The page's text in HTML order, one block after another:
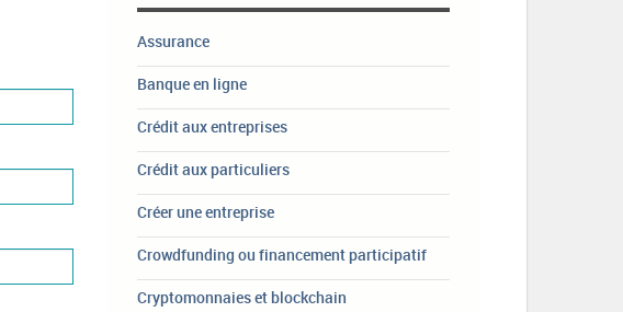
Assurance
Banque en ligne
Crédit aux entreprises
Crédit aux particuliers
Créer une entreprise
Crowdfunding ou financement participatif
Cryptomonnaies et blockchain